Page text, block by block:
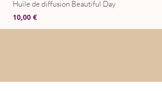
Huile de diffusion Beautiful Day
Prix
10,00 €